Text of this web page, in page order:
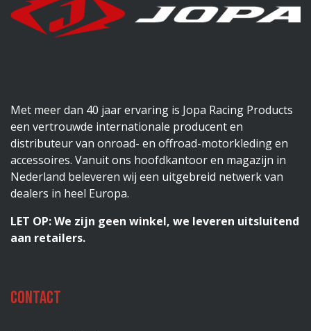
Met meer dan 40 jaar ervaring is Jopa Racing Products
een vertrouwde internationale producent en
distributeur van onroad- en offroad-motorkleding en
accessoires. Vanuit ons hoofdkantoor en magazijn in
Nederland beleveren wij een uitgebreid netwerk van
dealers in heel Europa.
LET OP: We zijn geen winkel, we leveren uitsluitend
aan retailers.
Contact